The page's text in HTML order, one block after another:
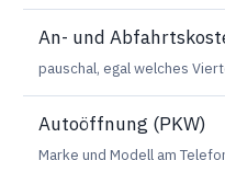
An- und
pauschal, egal welches
Autoöffnung (PKW)
Marke und Modell am